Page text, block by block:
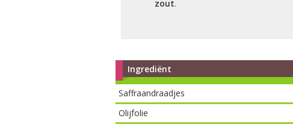
zout.
Ingrediënt
Saffraandraadjes
Olijfolie